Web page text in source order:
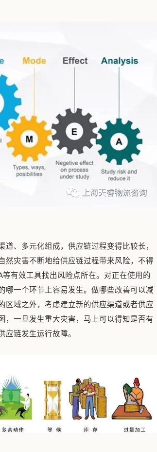
、多元化组成，供应链过程变得比较长，
然灾害不断地给供应链过程带来风险，不得
有效工具找出风险点所在。对正在使用的
哪一个环节上容易发生。做哪些改善可以减
区域之外，考虑建立新的供应渠道或者供应
，一旦发生重大灾害，马上可以得知是否有
链发生运行故障。